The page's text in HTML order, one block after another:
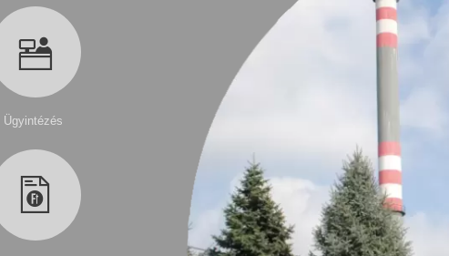
Ügyintézés